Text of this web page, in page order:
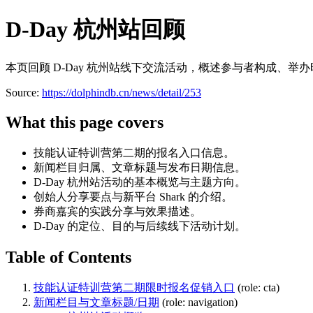
D-Day 杭州站回顾
本页回顾 D-Day 杭州站线下交流活动，概述参与者构成、举办
Source: https://dolphindb.cn/news/detail/253
What this page covers
技能认证特训营第二期的报名入口信息。
新闻栏目归属、文章标题与发布日期信息。
D-Day 杭州站活动的基本概览与主题方向。
创始人分享要点与新平台 Shark 的介绍。
券商嘉宾的实践分享与效果描述。
D-Day 的定位、目的与后续线下活动计划。
Table of Contents
技能认证特训营第二期限时报名促销入口 (role: cta)
新闻栏目与文章标题/日期 (role: navigation)